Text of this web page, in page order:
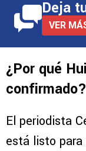
Deja
VER
¿Por qué
confirmado?
El periodista
está listo